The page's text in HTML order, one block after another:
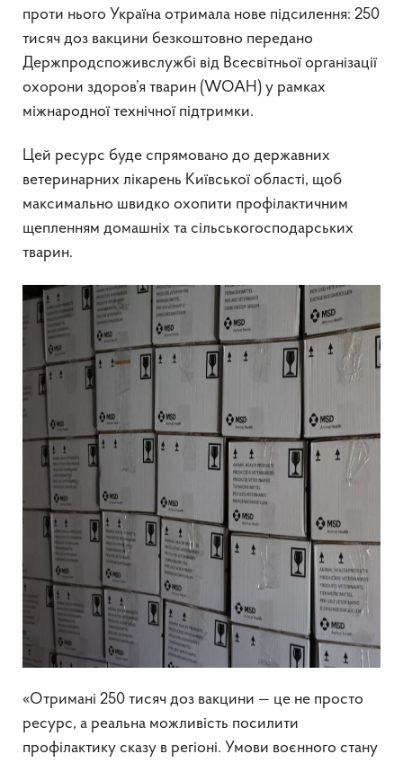
проти нього Україна отримала нове підсилення: 250
тисяч доз вакцини безкоштовно передано
Держпродспоживслужбі від Всесвітньої організації
охорони здоров’я тварин (WOAH) у рамках
міжнародної технічної підтримки.
Цей ресурс буде спрямовано до державних
ветеринарних лікарень Київської області, щоб
максимально швидко охопити профілактичним
щепленням домашніх та сільськогосподарських
тварин.
«Отримані 250 тисяч доз вакцини — це не просто
ресурс, а реальна можливість посилити
профілактику сказу в регіоні. Умови воєнного стану